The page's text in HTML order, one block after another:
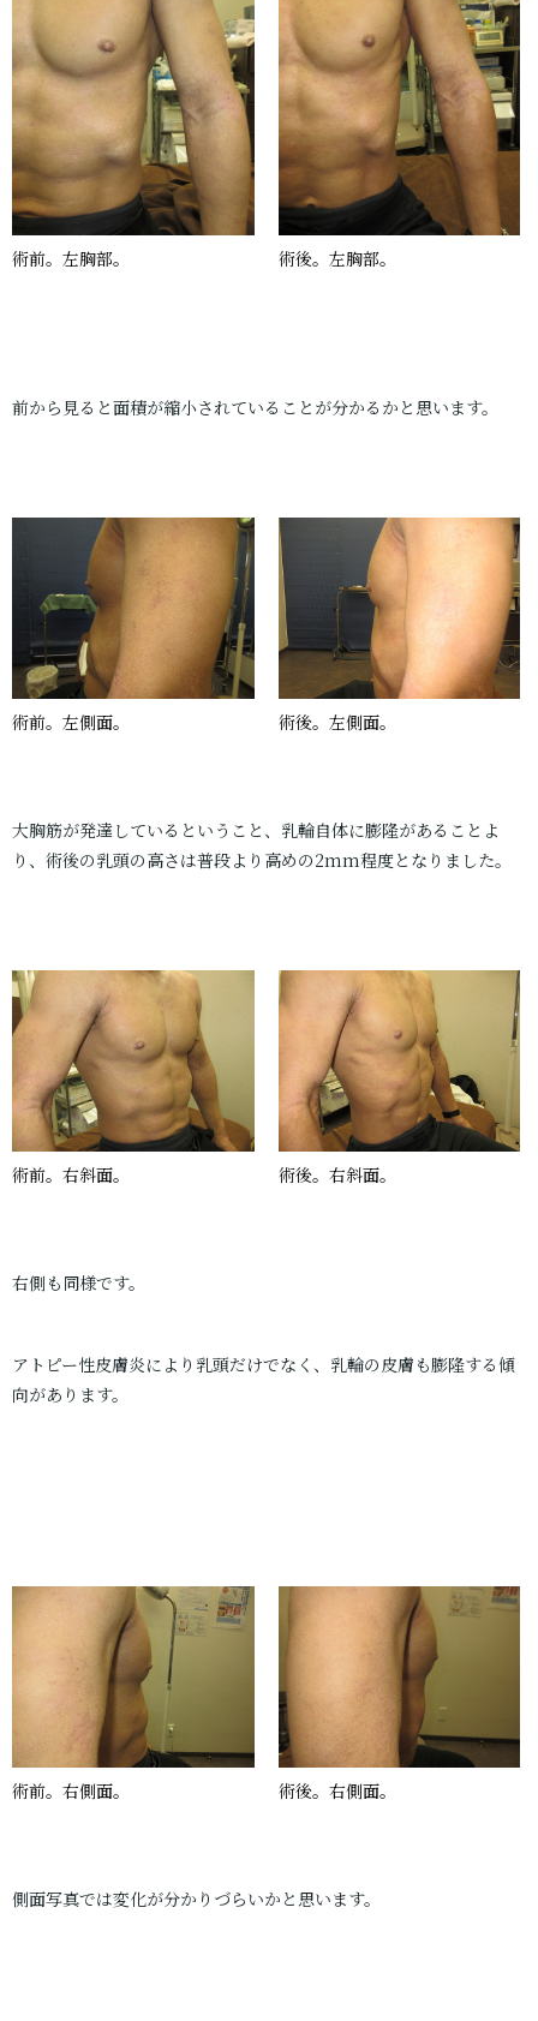
術前。左胸部。 術後。左胸部。
前から見ると面積が縮小されていることが分かるかと思います。
術前。左側面。 術後。左側面。
大胸筋が発達しているということ、乳輪自体に膨隆があることよ
り、術後の乳頭の高さは普段より高めの2mm程度となりました。
術前。右斜面。 術後。右斜面。
右側も同様です。
アトピー性皮膚炎により乳頭だけでなく、乳輪の皮膚も膨隆する傾
向があります。
術前。右側面。 術後。右側面。
側面写真では変化が分かりづらいかと思います。